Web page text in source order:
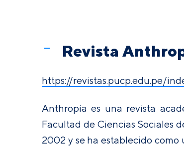
Revista
https://revistas.pucp.edu.pe/
Anthropía es una revista
Facultad de Ciencias Sociales
2002 y se ha establecido